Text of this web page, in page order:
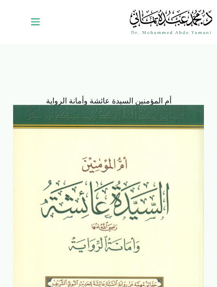
أم المؤمنين السيدة عائشة وأمانة الرواية